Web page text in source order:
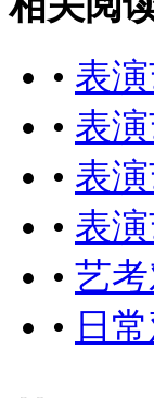
• 表
• 表
• 表
• 表
• 艺
• 日